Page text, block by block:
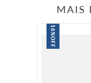
MAIS
16%
OFF